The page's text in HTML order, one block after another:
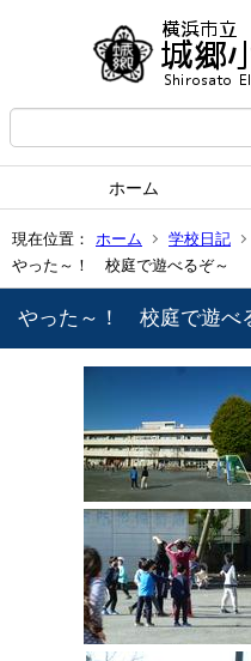
ホーム
現在位置： ホーム 学校日記
やった～！ 校庭で遊べるぞ～
やった～！ 校庭で遊べ